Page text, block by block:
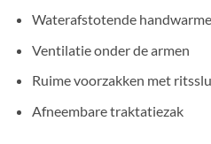
Waterafstotende
Ventilatie onder de armen
Ruime voorzakken met
Afneembare traktatiezak